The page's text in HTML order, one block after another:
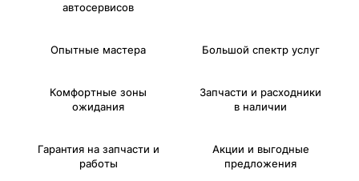
автосервисов
Опытные мастера Большой спектр услуг
Комфортные зоны
ожидания
Запчасти и расходники
в наличии
Гарантия на запчасти и
работы
Акции и выгодные
предложения